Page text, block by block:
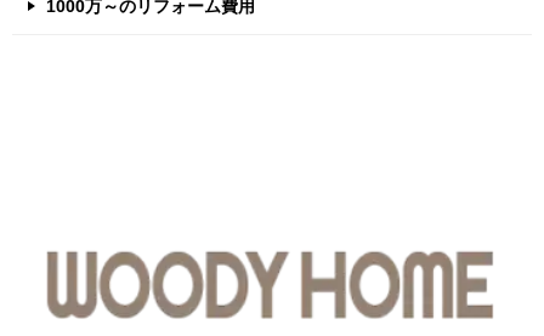
1000万～のリフォーム費用